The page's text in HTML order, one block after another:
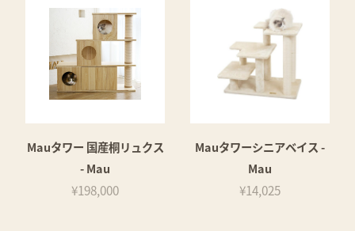
Mauタワー 国産桐リュクス
- Mau
¥198,000
Mauタワーシニアベイス -
Mau
¥14,025